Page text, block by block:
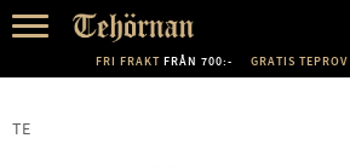
FRI FRAKT FRÅN 700:- GRATIS TEPROV
TE